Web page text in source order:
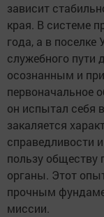
зависит
края. В системе
года, а в поселке
служебного пути
осознанным и
первоначальное
он испытал себя
закаляется
справедливости
пользу обществу
органы. Этот
прочным
миссии.